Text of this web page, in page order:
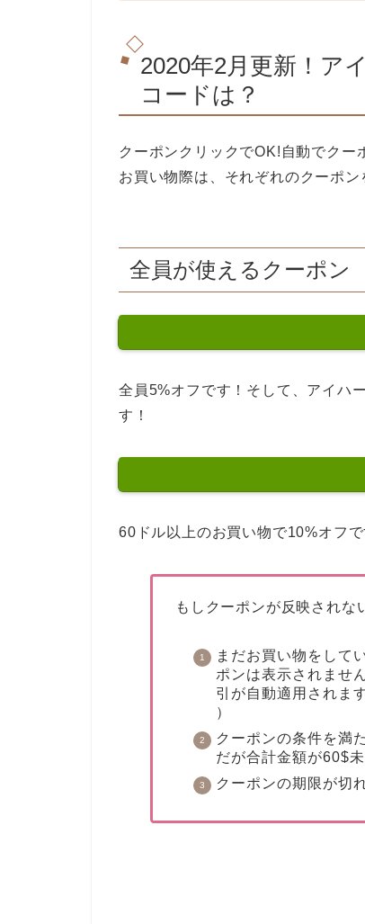
2020年2月更新！ア
コードは？
クーポンクリックでOK!自動でクー
お買い物際は、それぞれのクーポン
全員が使えるクーポン
全員5%オフです！そして、アイハ
す！
60ドル以上のお買い物で10%オフで
もしクーポンが反映されな
まだお買い物をして
ポンは表示されませ
引が自動適用されます
）
クーポンの条件を満
だが合計金額が60$未
クーポンの期限が切